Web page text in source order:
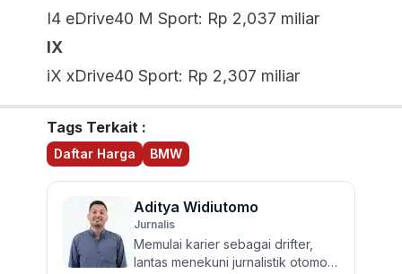
I4 eDrive40 M Sport: Rp 2,037 miliar
IX
iX xDrive40 Sport: Rp 2,307 miliar
Tags Terkait :
Daftar Harga BMW
Aditya Widiutomo
Jurnalis
Memulai karier sebagai drifter,
lantas menekuni jurnalistik otomotif